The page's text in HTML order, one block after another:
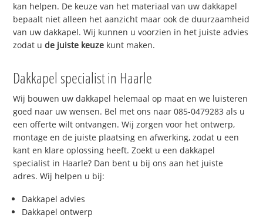
kan helpen. De keuze van het materiaal van uw dakkapel
bepaalt niet alleen het aanzicht maar ook de duurzaamheid
van uw dakkapel. Wij kunnen u voorzien in het juiste advies
zodat ude juiste keuze kunt maken.
Dakkapel specialist in Haarle
Wij bouwen uw dakkapel helemaal op maat en we luisteren
goed naar uw wensen. Bel met ons naar 085-0479283 als u
een offerte wilt ontvangen. Wij zorgen voor het ontwerp,
montage en de juiste plaatsing en afwerking, zodat u een
kant en klare oplossing heeft. Zoekt u een dakkapel
specialist in Haarle? Dan bent u bij ons aan het juiste
adres. Wij helpen u bij:
Dakkapel advies
Dakkapel ontwerp